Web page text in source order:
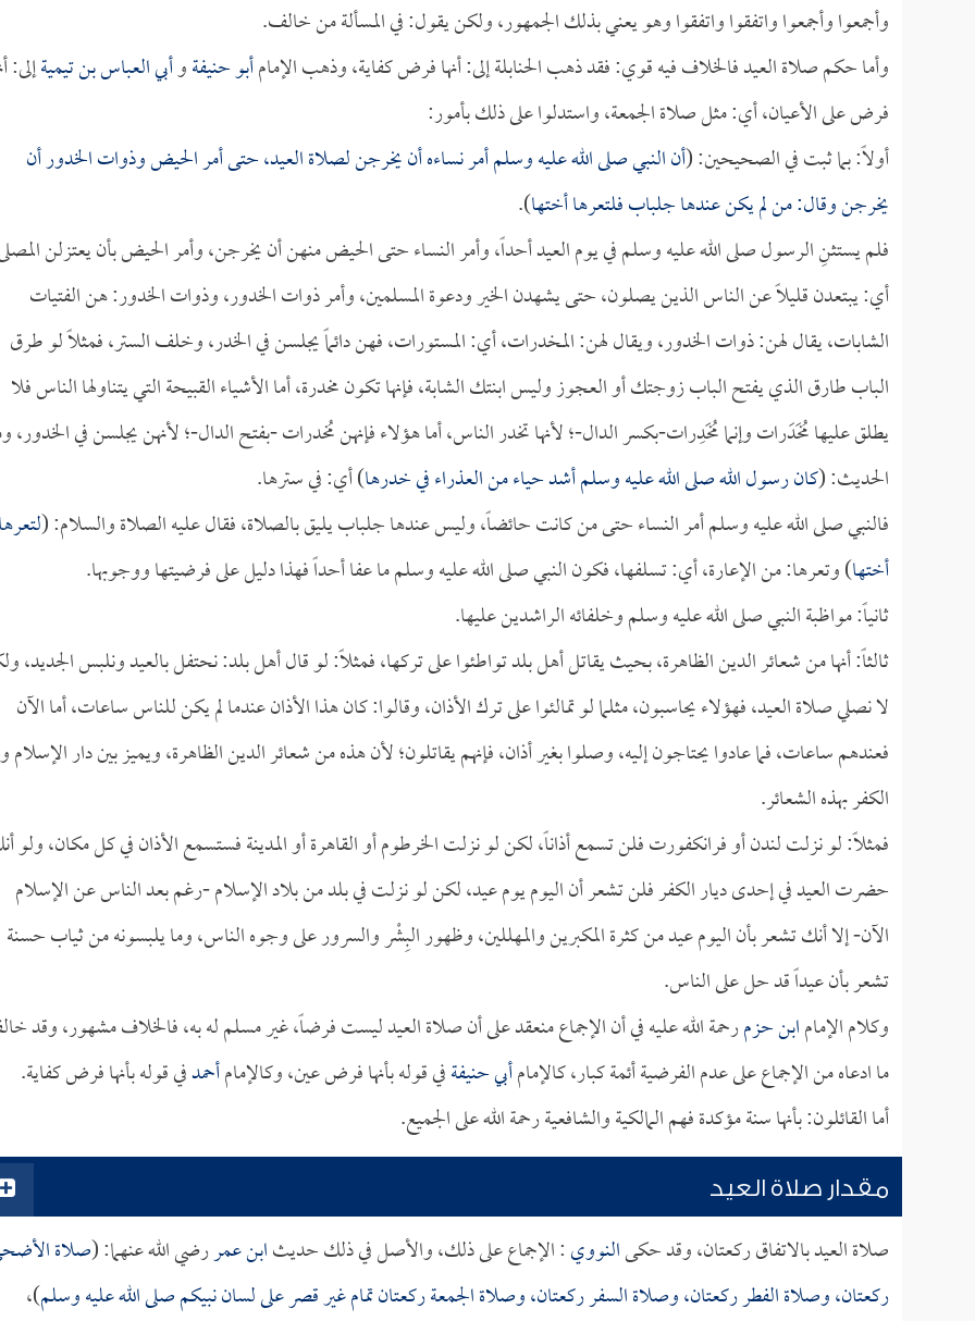
وأجمعوا وأجمعوا واتفقوا واتفقوا وهو يعني بذلك الجمهور، ولكن يقول: في المسألة من خالف.
وأما حكم صلاة العيد فالخلاف فيه قوي: فقد ذهب الحنابلة إلى: أنها فرض كفاية، وذهب الإمامأبو حنيفةوأبي العباس بن تيميةإلى:
فرض على الأعيان، أي: مثل صلاة الجمعة، واستدلوا على ذلك بأمور:
أولاً: بما ثبت في الصحيحين: (أن النبي صلى الله عليه وسلم أمر نساءه أن يخرجن لصلاة العيد، حتى أمر الحيض وذوات الخدور أن
يخرجن وقال: من لم يكن عندها جلباب فلتعرها أختها).
فلم يستثنِ الرسول صلى الله عليه وسلم في يوم العيد أحداً، وأمر النساء حتى الحيض منهن أن يخرجن، وأمر الحيض بأن يعتزلن
أي: يبتعدن قليلاً عن الناس الذين يصلون، حتى يشهدن الخير ودعوة المسلمين، وأمر ذوات الخدور، وذوات الخدور: هن الفتيات
الشابات، يقال لهن: ذوات الخدور، ويقال لهن: المخدرات، أي: المستورات، فهن دائماً يجلسن في الخدر، وخلف الستر، فمثلاً لو طرق
الباب طارق الذي يفتح الباب زوجتك أو العجوز وليس ابنتك الشابة، فإنها تكون مخدرة، أما الأشياء القبيحة التي يتناولها الناس فلا
يطلق عليها مُخَدَرات وإنما مُخَدِرات-بكسر الدال-؛ لأنها تخدر الناس، أما هؤلاء فإنهن مُخدرات -بفتح الدال-؛ لأنهن يجلسن في الخدور،
الحديث: (كان رسول الله صلى الله عليه وسلم أشد حياء من العذراء في خدرها) أي: في سترها.
فالنبي صلى الله عليه وسلم أمر النساء حتى من كانت حائضاً، وليس عندها جلباب يليق بالصلاة، فقال عليه الصلاة والسلام: (لتعرها
أختها) وتعرها: من الإعارة، أي: تسلفها، فكون النبي صلى الله عليه وسلم ما عفا أحداً فهذا دليل على فرضيتها ووجوبها.
ثانياً: مواظبة النبي صلى الله عليه وسلم وخلفائه الراشدين عليها.
ثالثاً: أنها من شعائر الدين الظاهرة، بحيث يقاتل أهل بلد تواطئوا على تركها، فمثلاً: لو قال أهل بلد: نحتفل بالعيد ونلبس الجديد،
لا نصلي صلاة العيد، فهؤلاء يحاسبون، مثلما لو تمالئوا على ترك الأذان، وقالوا: كان هذا الأذان عندما لم يكن للناس ساعات، أما الآن
فعندهم ساعات، فما عادوا يحتاجون إليه، وصلوا بغير أذان، فإنهم يقاتلون؛ لأن هذه من شعائر الدين الظاهرة، ويميز بين دار الإسلام
الكفر بهذه الشعائر.
فمثلاً: لو نزلت لندن أو فرانكفورت فلن تسمع أذاناً، لكن لو نزلت الخرطوم أو القاهرة أو المدينة فستسمع الأذان في كل مكان، ولو
حضرت العيد في إحدى ديار الكفر فلن تشعر أن اليوم يوم عيد، لكن لو نزلت في بلد من بلاد الإسلام -رغم بعد الناس عن الإسلام
الآن- إلا أنك تشعر بأن اليوم عيد من كثرة المكبرين والمهللين، وظهور البِشْر والسرور على وجوه الناس، وما يلبسونه من ثياب حسنة
تشعر بأن عيداً قد حل على الناس.
وكلام الإمامابن حزمرحمة الله عليه في أن الإجماع منعقد على أن صلاة العيد ليست فرضاً، غير مسلم له به، فالخلاف مشهور، وقد
ما ادعاه من الإجماع على عدم الفرضية أئمة كبار، كالإمامأبي حنيفةفي قوله بأنها فرض عين، وكالإمامأحمدفي قوله بأنها فرض كفاية.
أما القائلون: بأنها سنة مؤكدة فهم المالكية والشافعية رحمة الله على الجميع.
مقدار صلاة العيد
صلاة العيد بالاتفاق ركعتان، وقد حكىالنووي: الإجماع على ذلك، والأصل في ذلك حديثابن عمررضي الله عنهما: (صلاة
ركعتان، وصلاة الفطر ركعتان، وصلاة السفر ركعتان، وصلاة الجمعة ركعتان تمام غير قصر على لسان نبيكم صلى الله عليه وسلم)،